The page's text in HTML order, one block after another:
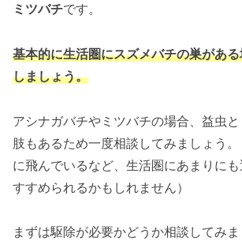
ミツバチです。
基本的に生活圏にスズメバチの巣があ
しましょう。
アシナガバチやミツバチの場合、益虫
肢もあるため一度相談してみましょう
に飛んでいるなど、生活圏にあまりに
すすめられるかもしれません）
まずは駆除が必要かどうか相談してみま